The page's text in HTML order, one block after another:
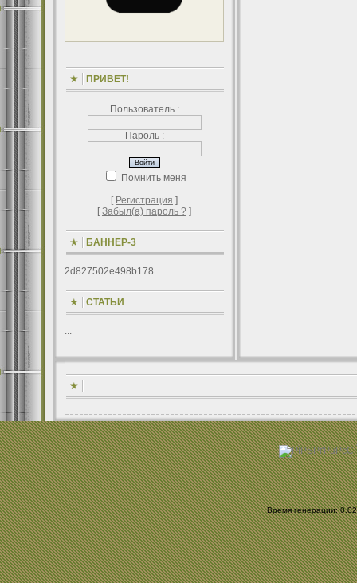
ПРИВЕТ!
Пользователь :
Пароль :
Помнить меня
[ Регистрация ]
[Забыл(а) пароль ? ]
БАННЕР-3
2d827502e498b178
СТАТЬИ
...
Время генерации: